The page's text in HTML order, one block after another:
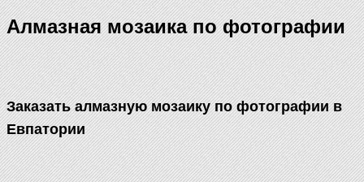
Алмазная мозаика по фотографии
Заказать алмазную мозаику по фотографии в
Евпатории